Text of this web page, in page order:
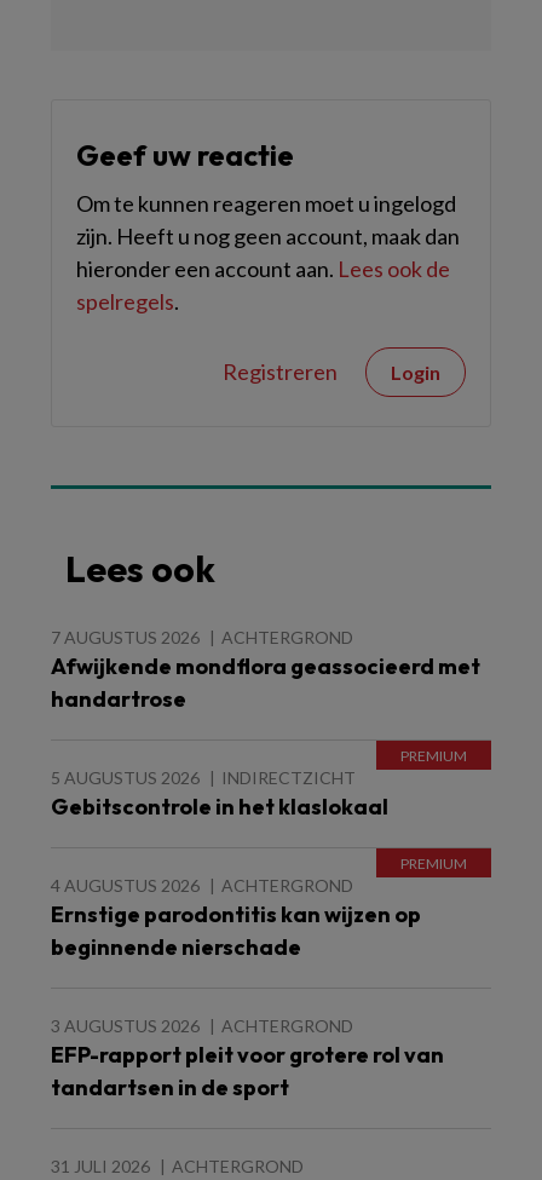
Geef uw reactie
Om te kunnen reageren moet u ingelogd
zijn. Heeft u nog geen account, maak dan
hieronder een account aan. Lees ook de
spelregels.
Registreren Login
Lees ook
7 AUGUSTUS 2026 ACHTERGROND
Afwijkende mondflora geassocieerd met
handartrose
5 AUGUSTUS 2026 INDIRECTZICHT
Gebitscontrole in het klaslokaal
4 AUGUSTUS 2026 ACHTERGROND
Ernstige parodontitis kan wijzen op
beginnende nierschade
3 AUGUSTUS 2026 ACHTERGROND
EFP-rapport pleit voor grotere rol van
tandartsen in de sport
31 JULI 2026 ACHTERGROND